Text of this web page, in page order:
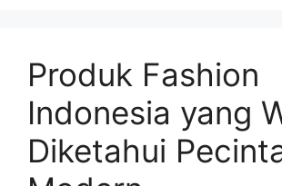
Produk Fashion
Indonesia yang
Diketahui